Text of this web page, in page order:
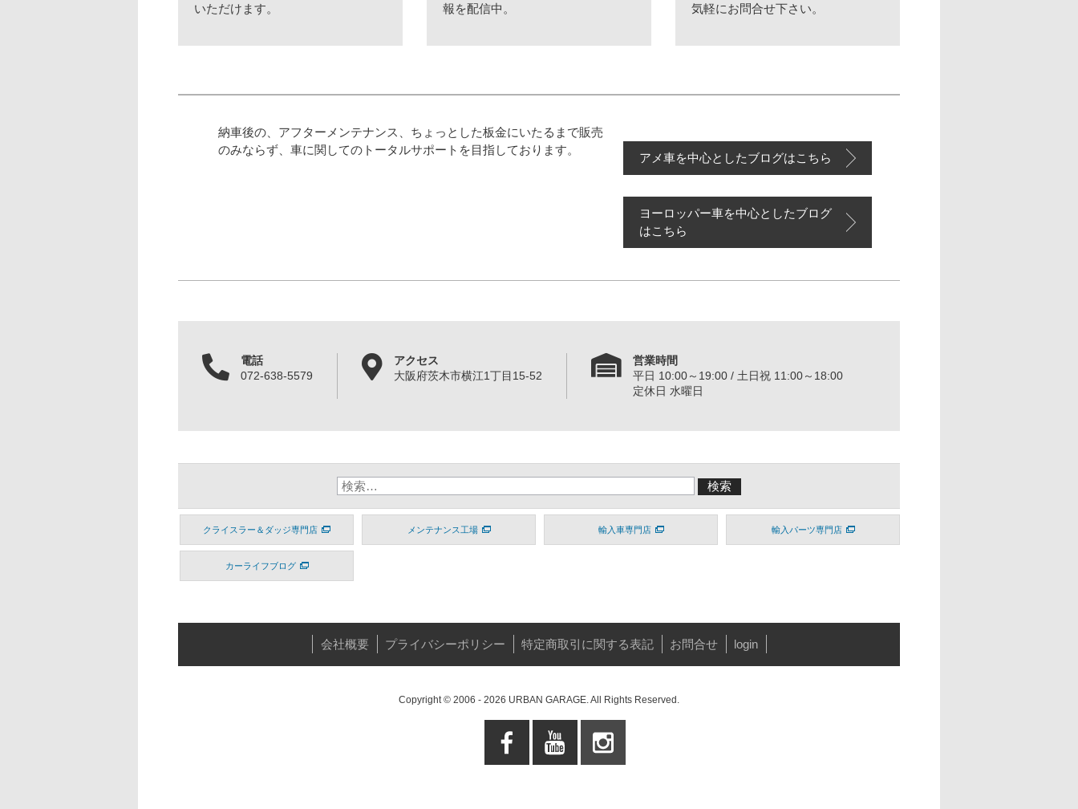
いただけます。
報を配信中。
気軽にお問合せ下さい。
納車後の、アフターメンテナンス、ちょっとした板金にいたるまで販売
のみならず、車に関してのトータルサポートを目指しております。
アメ車を中心としたブログはこちら
ヨーロッパー車を中心としたブログ
はこちら
電話
072-638-5579
アクセス
大阪府茨木市横江1丁目15-52
営業時間
平日 10:00～19:00 / 土日祝 11:00～18:00
定休日 水曜日
クライスラー＆ダッジ専門店 メンテナンス工場 輸入車専門店 輸入パーツ専門店
カーライフブログ
会社概要 プライバシーポリシー 特定商取引に関する表記 お問合せ login
Copyright © 2006 - 2026 URBAN GARAGE. All Rights Reserved.